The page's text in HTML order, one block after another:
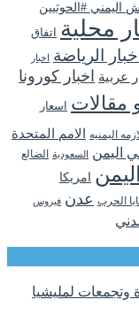
اليمني #الحوثيين
محلية
اتفاق
اخبار الرياضة اخبار
عربية اخبار كورونا
مقالات اسعار
اليمنيه الامم المتحدة
اليمن السعودية الضالع
اليمن امريكا
الحرب عدن فيروس